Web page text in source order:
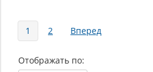
Страницы
1 2 Вперед
Отображать по